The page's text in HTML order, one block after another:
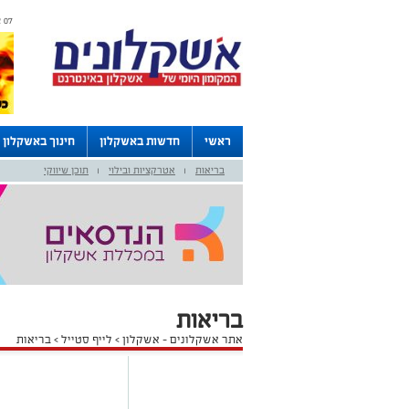
07 אוגוסט 2026 / 05:10
ראשי חדשות באשקלון חינוך באשקלון
דרושים באשקלון לוחות בריאות | אטרקציות ובילוי | תוכן שיווקי
בריאות
אתר אשקלונים - אשקלון> לייף סטייל>בריאות